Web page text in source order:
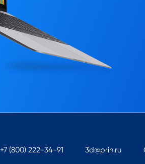
+7 (800) 222-34-91 3d@prin.ru